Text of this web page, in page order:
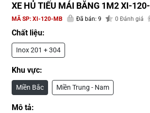
XE HỦ TIẾU MÁI BẰNG 1M2 XI-
MÃ SP: XI-120-MB Đã bán: 9 0 Đánh giá
Chất liệu:
Inox 201 + 304
Khu vực:
Miền Bắc Miền Trung - Nam
Mô tả: